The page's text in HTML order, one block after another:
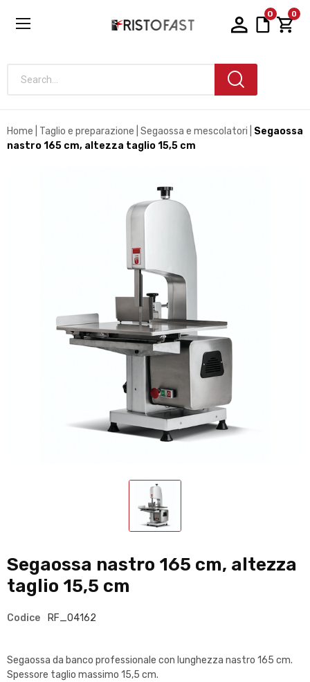
0 0
Search...
Home Taglio e preparazione Segaossa e mescolatori
Segaossa
nastro 165 cm, altezza taglio 15,5 cm
Segaossa nastro 165 cm, altezza
taglio 15,5 cm
Codice RF_04162
Segaossa da banco professionale con lunghezza nastro 165 cm.
Spessore taglio massimo 15,5 cm.